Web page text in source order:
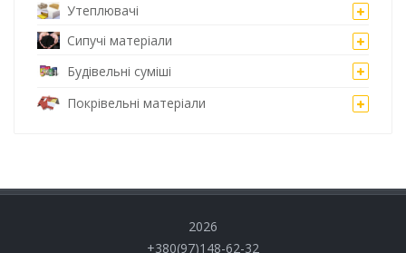
Утеплювачі
Сипучі матеріали
Будівельні суміші
Покрівельні матеріали
2026
+380(97)148-62-32